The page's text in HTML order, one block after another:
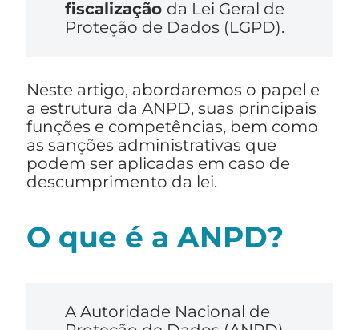
fiscalização da Lei Geral de
Proteção de Dados (LGPD).
Neste artigo, abordaremos o papel e
a estrutura da ANPD, suas principais
funções e competências, bem como
as sanções administrativas que
podem ser aplicadas em caso de
descumprimento da lei.
O que é a ANPD?
A Autoridade Nacional de